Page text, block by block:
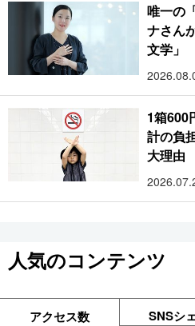
唯一の
ナさん
文学」
1箱600
計の負
大理由
人気のコンテンツ
アクセス数 SNSシ